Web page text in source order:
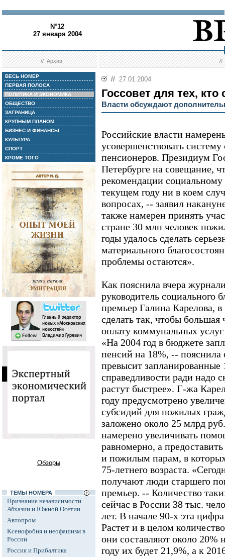
N°12
27 января 2004
//Архив //
ВЕСЬ НОМЕР
ПЕРВАЯ ПОЛОСА
ПОЛИТИКА И ЭКОНОМИКА
ОБЩЕСТВО
ЗАГРАНИЦА
КРУПНЫМ ПЛАНОМ
БИЗНЕС И ФИНАНСЫ
КУЛЬТУРА
СПОРТ
КРОМЕ ТОГО
Обзоры
ТЕМЫ НОМЕРА
Признание независимости
Абхазии и Южной Осетии
Автопром
Ксенофобия и неофашизм в
России
Россия и Прибалтика
// 27.01.2004
Госсовет для тех, кто
Власти обсуждают
Российские власти
усовершенствовать
пенсионеров. Президиум
Петербурге на совещание,
рекомендации социальному
текущем году ни в коем
вопросах, -- заявил
также намерен принять
стране 30 млн человек
годы удалось сделать
материального
проблемы остаются».
Как пояснила вчера
руководитель социального
премьер Галина Карелова,
сделать так, чтобы большая
оплату коммунальных
«На 2004 год в бюджете
пенсий на 18%, --
превысит запланированные
справедливости ради надо
растут быстрее». Г-жа
году предусмотрено
субсидий для пожилых
заложено около 25 млрд
намерено увеличивать
равномерно, а
и пожилым парам, в
75-летнего возраста.
получают люди старшего
премьер. -- Количество
сейчас в России 38 тыс.
лет. В начале 90-х эта
Растет и в целом
они составляют около 20%
году их будет 21,9%, а к